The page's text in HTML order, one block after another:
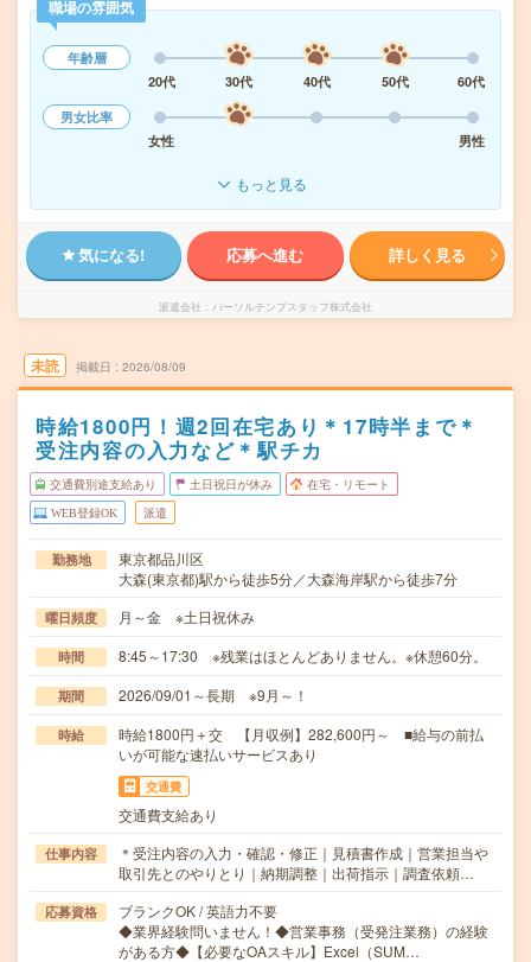
職場の雰囲気
年齢層
20代
30代 40代 50代
60代
男女比率
女性
男性
もっと見る
気になる! 応募へ進む 詳しく見る
派遣会社 パーソルテンプスタッフ株式会社
未読 掲載日 2026/08/09
時給1800円！週2回在宅あり＊17時半まで＊
受注内容の入力など＊駅チカ
交通費別途支給あり 土日祝日が休み 在宅・リモート
WEB登録OK 派遣
勤務地
東京都品川区
大森(東京都)駅から徒歩5分／大森海岸駅から徒歩7分
曜日頻度 月～金 ※土日祝休み
時間 8:45～17:30 ※残業はほとんどありません。※休憩60分。
期間 2026/09/01～長期 ※9月～！
時給
時給1800円＋交 【月収例】282,600円～ ■給与の前払
いが可能な速払いサービスあり
交通費
交通費支給あり
仕事内容
＊受注内容の入力・確認・修正｜見積書作成｜営業担当や
取引先とのやりとり｜納期調整｜出荷指示｜調査依頼…
応募資格
ブランクOK / 英語力不要
◆業界経験問いません！◆営業事務（受発注業務）の経験
がある方◆【必要なOAスキル】Excel（SUM…